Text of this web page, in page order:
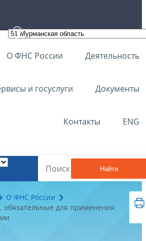
О ФНС России Деятельность
и госуслуги Документы
Контакты ENG
Найти
О ФНС России
обязательные для применения